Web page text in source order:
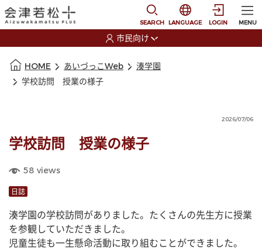
SEARCH
選択すると言語の切
LANGUAGE LOGIN MENU
市民向け
HOME あいづっこWeb
湊学園
学校訪問 授業の様子
2026/07/06
学校訪問 授業の様子
58 views
日誌
湊学園の学校訪問がありました。たくさんの先生方に授業
を参観していただきました。
児童生徒も一生懸命活動に取り組むことができました。